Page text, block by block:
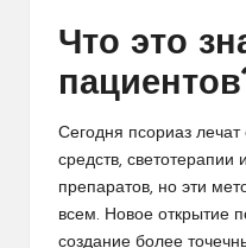
Что это
Сегодня псориаз
средств,
препаратов, но эти
всем. Новое открытие
создание более